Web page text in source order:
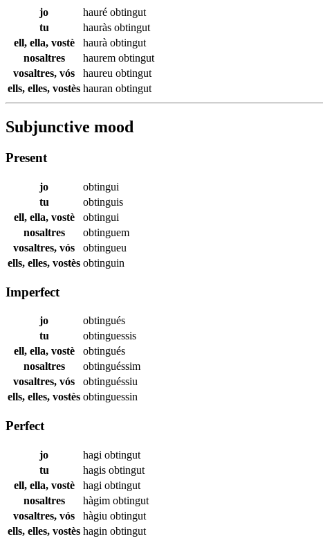
jo hauré obtingut
tu
hauràs obtingut
ell, ella, vostè
haurà obtingut
nosaltres
haurem obtingut
vosaltres, vós
haureu obtingut
ells, elles, vostès hauran obtingut
Subjunctive mood
Present
jo
obtingui
tu
obtinguis
ell, ella, vostè
obtingui
nosaltres
obtinguem
vosaltres, vós
obtingueu
ells, elles, vostès obtinguin
Imperfect
jo
obtingués
tu
obtinguessis
ell, ella, vostè
obtingués
nosaltres
obtinguéssim
vosaltres, vós
obtinguéssiu
ells, elles, vostès obtinguessin
Perfect
jo hagi obtingut
tu
hagis obtingut
ell, ella, vostè
hagi obtingut
nosaltres
hàgim obtingut
vosaltres, vós
hàgiu obtingut
ells, elles, vostès hagin obtingut